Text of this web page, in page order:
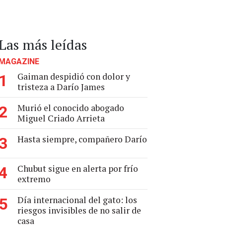
más leídas
1
Gaiman despidió con dolor y
tristeza a Darío James
Murió el conocido abogado
Miguel Criado Arrieta
Hasta siempre, compañero Darío
Chubut sigue en alerta por frío
extremo
5
Día internacional del gato: los
riesgos invisibles de no salir de
casa